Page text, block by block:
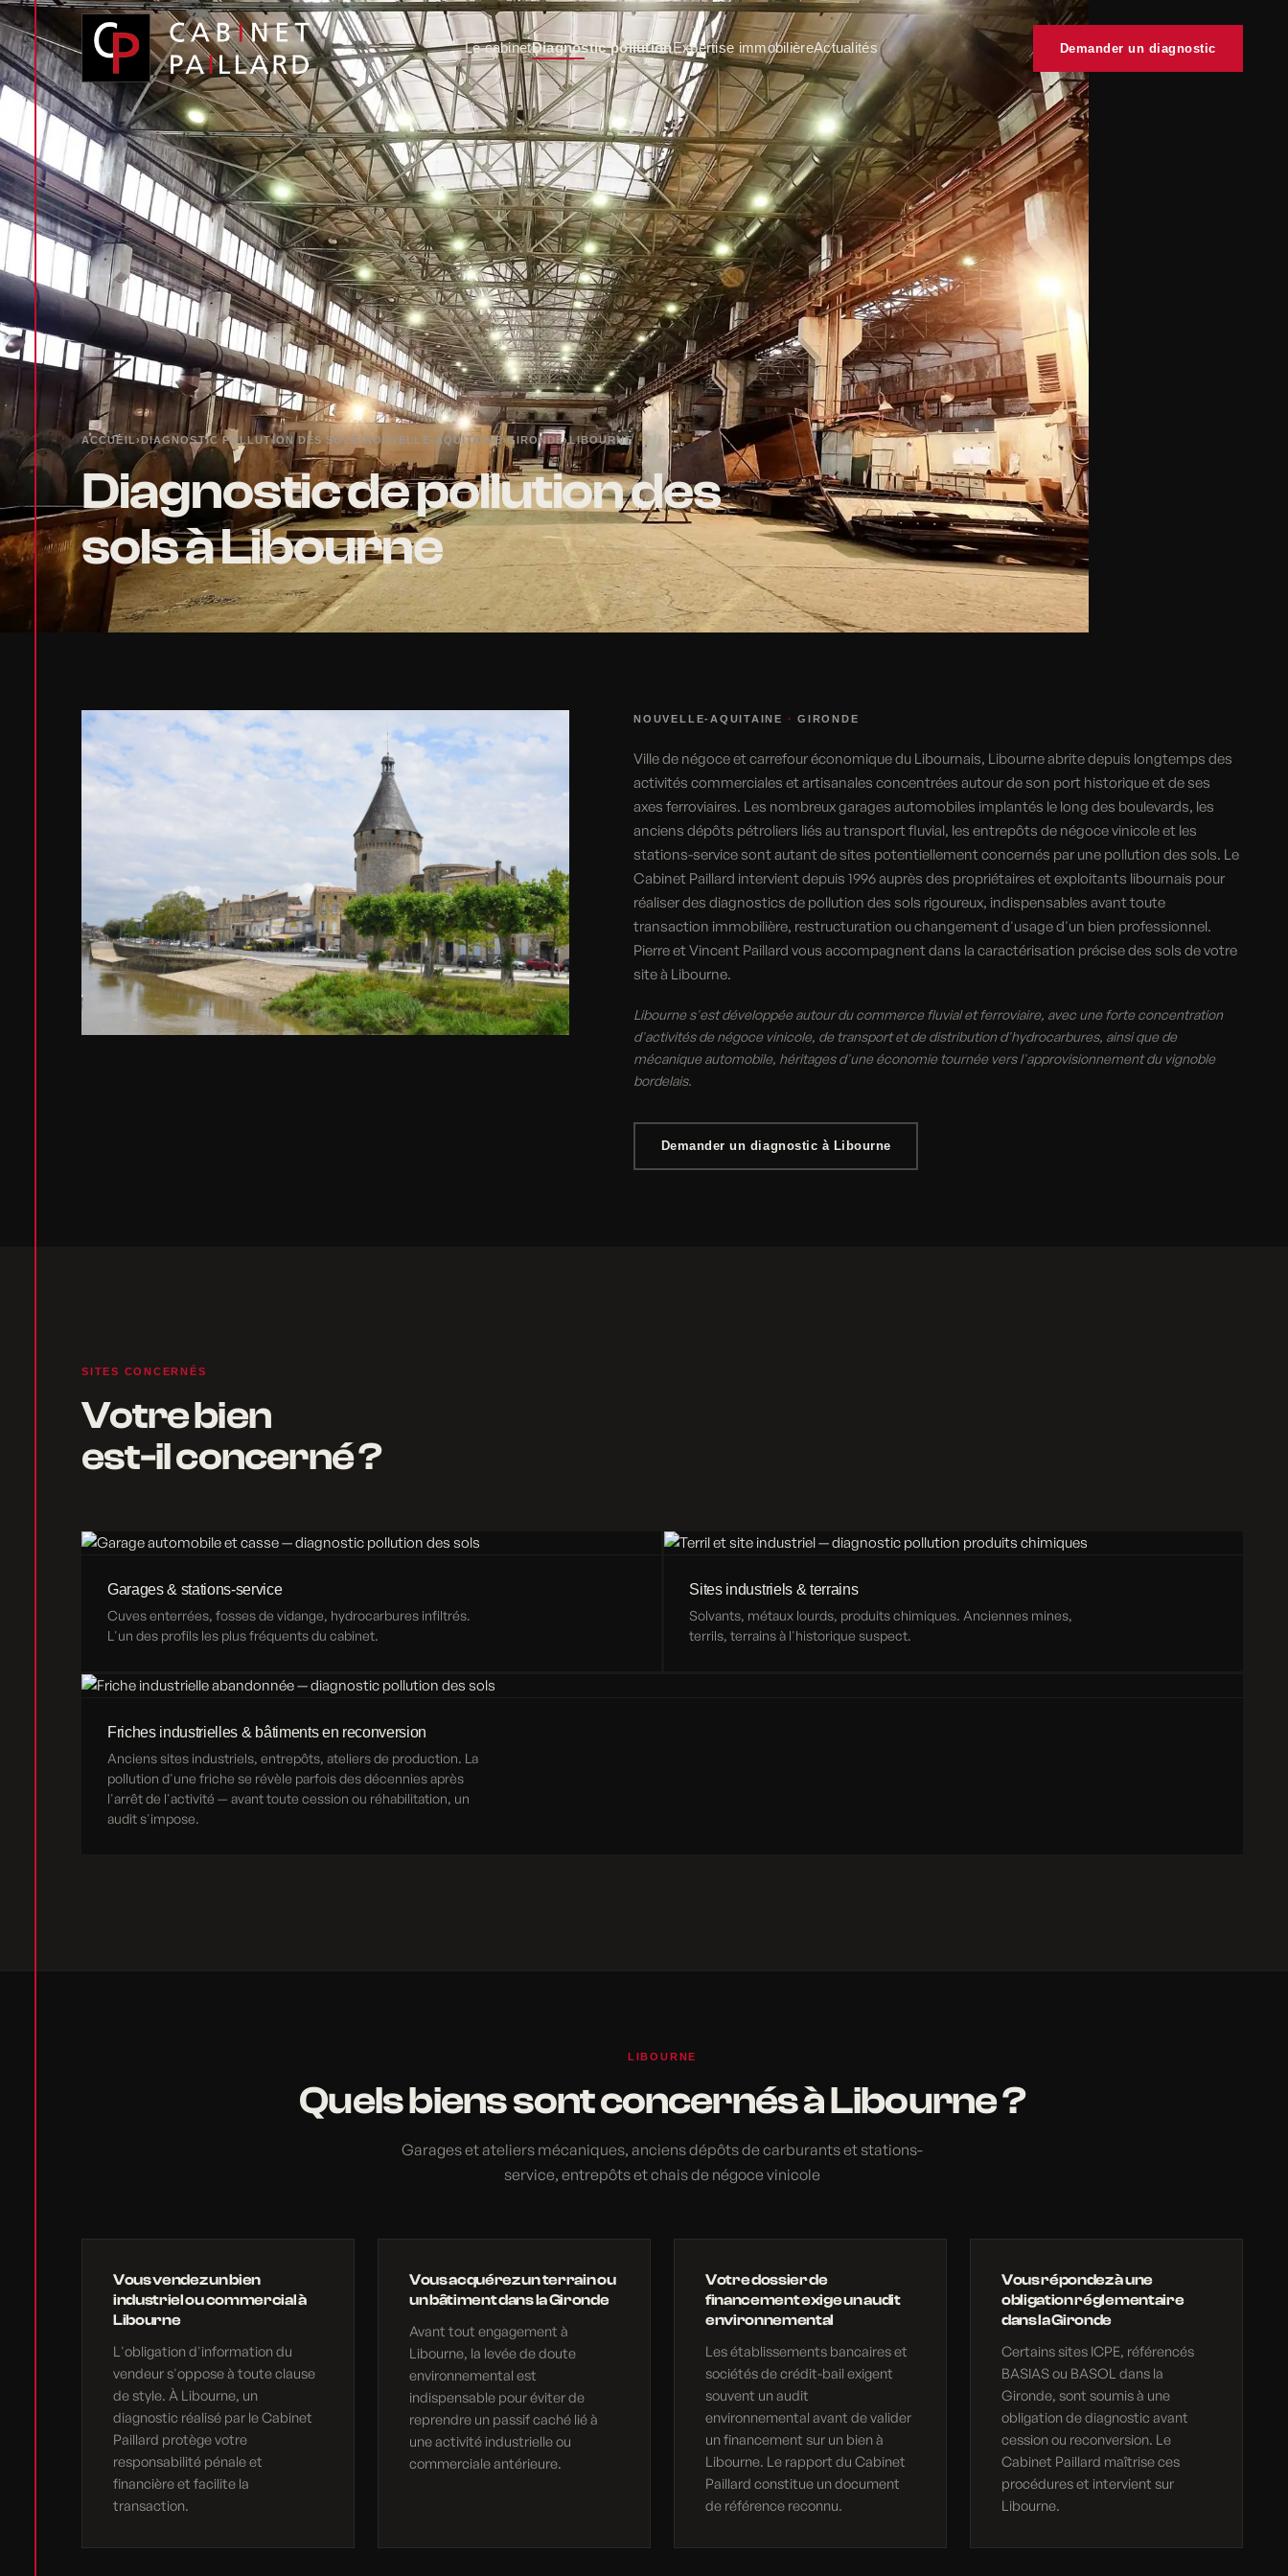
Le cabinetDiagnostic pollutionExpertise immobilièreActualités Demander un diagnostic
ACCUEIL›DIAGNOSTIC POLLUTION DES SOLS› NOUVELLE-AQUITAINE›GIRONDE›LIBOURNE
Diagnostic de pollution des
sols à Libourne
NOUVELLE-AQUITAINE ·GIRONDE
Ville de négoce et carrefour économique du Libournais, Libourne abrite depuis longtemps des
activités commerciales et artisanales concentrées autour de son port historique et de ses
axes ferroviaires. Les nombreux garages automobiles implantés le long des boulevards, les
anciens dépôts pétroliers liés au transport fluvial, les entrepôts de négoce vinicole et les
stations-service sont autant de sites potentiellement concernés par une pollution des sols. Le
Cabinet Paillard intervient depuis 1996 auprès des propriétaires et exploitants libournais pour
réaliser des diagnostics de pollution des sols rigoureux, indispensables avant toute
transaction immobilière, restructuration ou changement d'usage d'un bien professionnel.
Pierre et Vincent Paillard vous accompagnent dans la caractérisation précise des sols de votre
site à Libourne.
Libourne s'est développée autour du commerce fluvial et ferroviaire, avec une forte concentration
d'activités de négoce vinicole, de transport et de distribution d'hydrocarbures, ainsi que de
mécanique automobile, héritages d'une économie tournée vers l'approvisionnement du vignoble
bordelais.
Demander un diagnostic à Libourne
SITES CONCERNÉS
Votre bien
est-il concerné ?
Garages & stations-service
Cuves enterrées, fosses de vidange, hydrocarbures infiltrés.
L'un des profils les plus fréquents du cabinet.
Sites industriels & terrains
Solvants, métaux lourds, produits chimiques. Anciennes mines,
terrils, terrains à l'historique suspect.
Friches industrielles & bâtiments en reconversion
Anciens sites industriels, entrepôts, ateliers de production. La
pollution d'une friche se révèle parfois des décennies après
l'arrêt de l'activité — avant toute cession ou réhabilitation, un
audit s'impose.
LIBOURNE
Quels biens sont concernés à Libourne ?
Garages et ateliers mécaniques, anciens dépôts de carburants et stations-
service, entrepôts et chais de négoce vinicole
Vous vendez un bien
industriel ou commercial à
Libourne
L'obligation d'information du
vendeur s'oppose à toute clause
de style. À Libourne, un
diagnostic réalisé par le Cabinet
Paillard protège votre
responsabilité pénale et
financière et facilite la
transaction.
Vous acquérez un terrain ou
un bâtiment dans la Gironde
Avant tout engagement à
Libourne, la levée de doute
environnemental est
indispensable pour éviter de
reprendre un passif caché lié à
une activité industrielle ou
commerciale antérieure.
Votre dossier de
financement exige un audit
environnemental
Les établissements bancaires et
sociétés de crédit-bail exigent
souvent un audit
environnemental avant de valider
un financement sur un bien à
Libourne. Le rapport du Cabinet
Paillard constitue un document
de référence reconnu.
Vous répondez à une
obligation réglementaire
dans la Gironde
Certains sites ICPE, référencés
BASIAS ou BASOL dans la
Gironde, sont soumis à une
obligation de diagnostic avant
cession ou reconversion. Le
Cabinet Paillard maîtrise ces
procédures et intervient sur
Libourne.
Panneau de gestion des cookies